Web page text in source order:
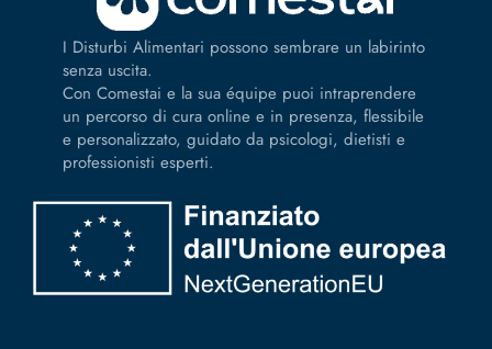
I Disturbi Alimentari possono sembrare un labirinto
senza uscita.
Con Comestai e la sua équipe puoi intraprendere
un percorso di cura online e in presenza, flessibile
e personalizzato, guidato da psicologi, dietisti e
professionisti esperti.